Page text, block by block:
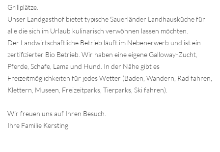
Grillplätze.
Unser Landgasthof bietet typische Sauerländer Landhausküche für
alle die sich im Urlaub kulinarisch verwöhnen lassen möchten.
Der Landwirtschaftliche Betrieb läuft im Nebenerwerb und ist ein
zertifizierter Bio Betrieb. Wir haben eine eigene Galloway-Zucht,
Pferde, Schafe, Lama und Hund. In der Nähe gibt es
Freizeitmöglichkeiten für jedes Wetter (Baden, Wandern, Rad fahren,
Klettern, Museen, Freizeitparks, Tierparks, Ski fahren).
Wir freuen uns auf Ihren Besuch.
Ihre Familie Kersting